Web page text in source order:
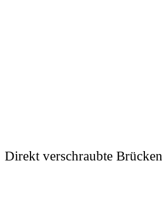
Direkt verschraubte Brücken